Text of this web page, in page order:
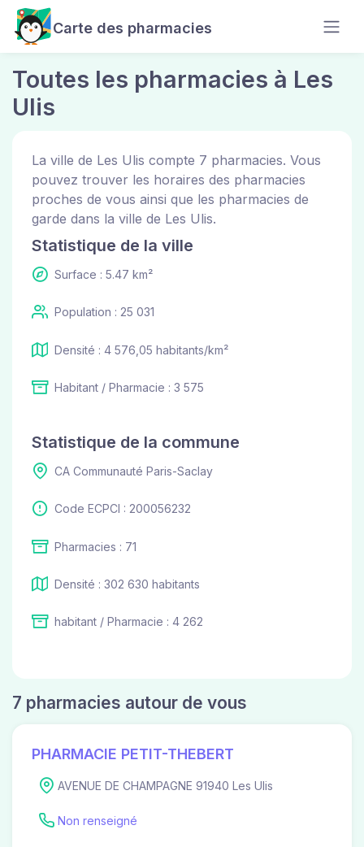
Carte des pharmacies
Toutes les pharmacies à Les
Ulis
La ville de Les Ulis compte 7 pharmacies. Vous
pouvez trouver les horaires des pharmacies
proches de vous ainsi que les pharmacies de
garde dans la ville de Les Ulis.
Statistique de la ville
Surface : 5.47 km²
Population : 25 031
Densité : 4 576,05 habitants/km²
Habitant / Pharmacie : 3 575
Statistique de la commune
CA Communauté Paris-Saclay
Code ECPCI : 200056232
Pharmacies : 71
Densité : 302 630 habitants
habitant / Pharmacie : 4 262
7 pharmacies autour de vous
PHARMACIE PETIT-THEBERT
AVENUE DE CHAMPAGNE 91940 Les Ulis
Non renseigné